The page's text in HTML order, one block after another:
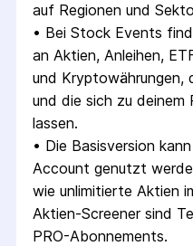
auf Regionen und
• Bei Stock Events
an Aktien, Anleihen,
und Kryptowährungen,
und die sich zu
lassen.
• Die Basisversion
Account genutzt
wie unlimitierte Aktien
Aktien-Screener sind
PRO-Abonnements.